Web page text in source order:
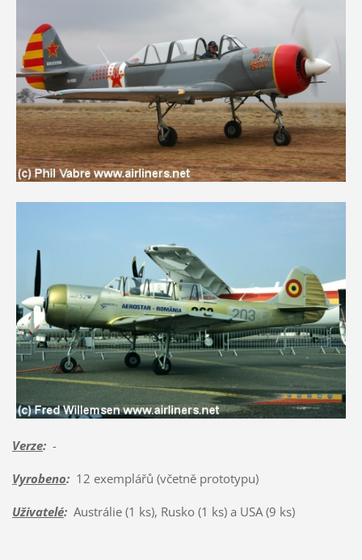
Verze:-
Vyrobeno:12 exemplářů (včetně prototypu)
Uživatelé:Austrálie (1 ks), Rusko (1 ks) a USA (9 ks)